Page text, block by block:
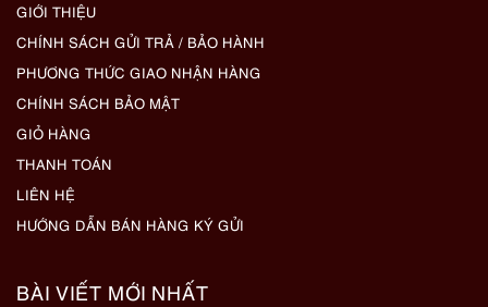
GIỚI THIỆU
CHÍNH SÁCH GỬI TRẢ / BẢO HÀNH
PHƯƠNG THỨC GIAO NHẬN HÀNG
CHÍNH SÁCH BẢO MẬT
GIỎ HÀNG
THANH TOÁN
LIÊN HỆ
HƯỚNG DẪN BÁN HÀNG KÝ GỬI
BÀI VIẾT MỚI NHẤT